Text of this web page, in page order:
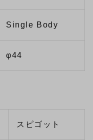
Single Body
φ44
スピゴット